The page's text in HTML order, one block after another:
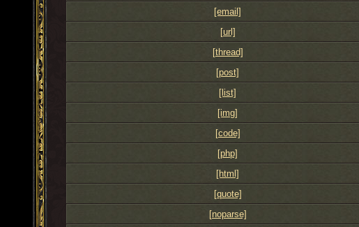
[email]
[url]
[thread]
[post]
[list]
[img]
[code]
[php]
[html]
[quote]
[noparse]